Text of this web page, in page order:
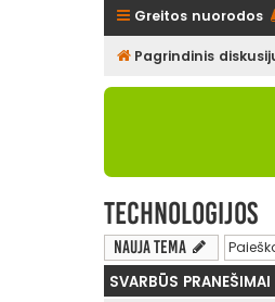
Greitos nuorodos
Pagrindinis
Technologijos
Nauja tema
SVARBŪS PRANEŠIMAI